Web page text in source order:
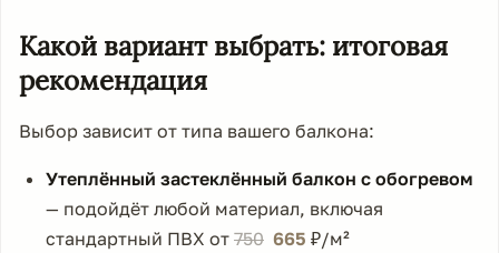
Какой вариант выбрать: итоговая
рекомендация
Выбор зависит от типа вашего балкона:
Утеплённый застеклённый балкон с обогревом
— подойдёт любой материал, включая
стандартный ПВХ от 750 665 ₽/м²